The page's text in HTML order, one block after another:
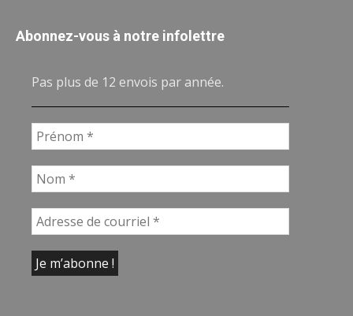
Abonnez-vous à notre infolettre
Pas plus de 12 envois par année.